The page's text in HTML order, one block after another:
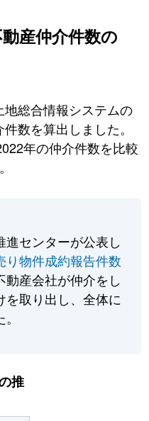
産仲介件数の
総合情報システムの
数を算出しました。
年の仲介件数を比較
センターが公表し
り物件成約報告件数
動産会社が仲介をし
を取り出し、全体に
推